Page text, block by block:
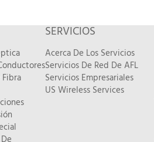
SERVICIOS
Acerca De Los Servicios
Servicios De Red De AFL
Servicios Empresariales
US Wireless Services